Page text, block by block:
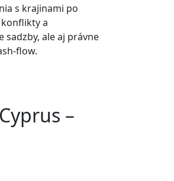
s krajinami po
a
sadzby, ale aj právne
flow.
–